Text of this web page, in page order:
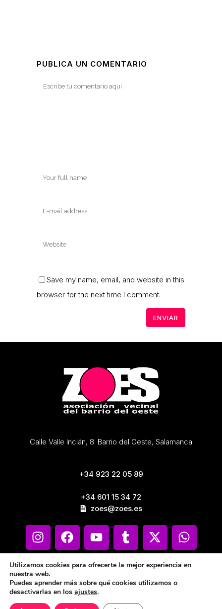
PUBLICA UN COMENTARIO
Save my name, email, and website in this
browser for the next time I comment.
Calle Valle Inclán, 8. Barrio del Oeste, Salamanca
+34 923 22 05 89
+34 601 15 34 72
zoes@zoes.es
Utilizamos cookies para ofrecerte la mejor experiencia en
nuestra web.
Puedes aprender más sobre qué cookies utilizamos o
desactivarlas en los ajustes.